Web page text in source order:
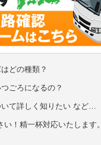
どの種類？
ごろになるの？
て詳しく知りたい など…
！精一杯対応いたします。